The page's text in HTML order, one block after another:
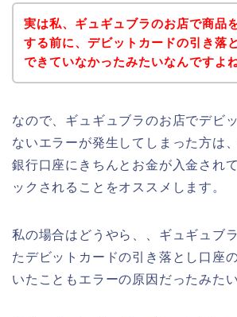
実は私、ギュギュブラのお店で商品
する前に、デビットカードの引き落
できていなかったみたいなんですよ
なので、ギュギュブラのお店でデビ
ないエラーが発生してしまった方は
銀行口座にきちんとお金が入金され
ックされることをオススメします。
私の場合はどうやら、、ギュギュブ
たデビットカードの引き落とし口座
いたこともエラーの原因だったみたい